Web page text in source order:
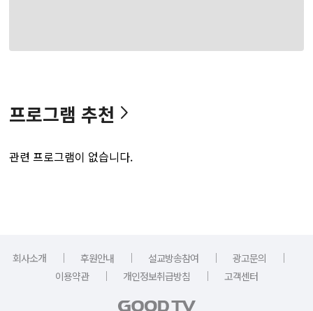
프로그램 추천
관련 프로그램이 없습니다.
회사소개 ｜ 후원안내 ｜ 설교방송참여 ｜ 광고문의
｜
이용약관
｜ 개인정보취급방침 ｜ 고객센터